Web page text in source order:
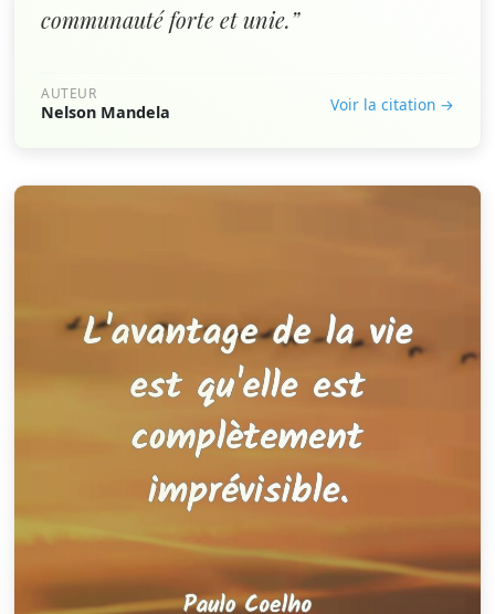
communauté forte et unie.”
AUTEUR
Nelson Mandela Voir la citation →